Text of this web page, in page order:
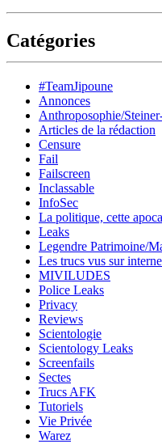
Catégories
#TeamJipoune
Annonces
Anthroposophie/
Articles de la rédaction
Censure
Fail
Failscreen
Inclassable
InfoSec
La politique, cette
Leaks
Legendre Patrimoine/
Les trucs vus sur
MIVILUDES
Police Leaks
Privacy
Reviews
Scientologie
Scientology Leaks
Screenfails
Sectes
Trucs AFK
Tutoriels
Vie Privée
Warez